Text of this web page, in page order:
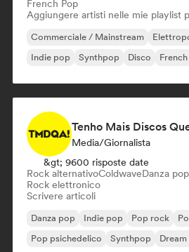
French Pop
Aggiungere artisti nelle mie playlist
Commerciale / Mainstream
Indie pop
Synthpop Disco
Tenho Mais Discos
Media/Giornalista
&gt; 9600 risposte date
Rock alternativoColdwaveDanza pop
Rock elettronico
Scrivere articoli
Danza pop Indie pop Pop rock
Pop psichedelico
Synthpop